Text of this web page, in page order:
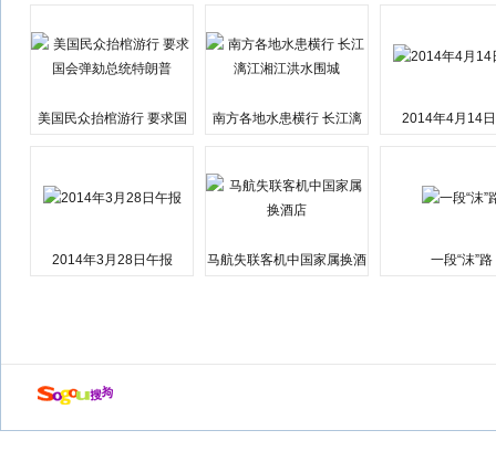
美国民众抬棺游行 要求国
南方各地水患横行 长江漓
2014年4月14
2014年3月28日午报
马航失联客机中国家属换酒
一段“沫”路